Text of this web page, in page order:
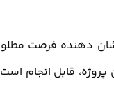
دهنده فرصت
قابل انجام